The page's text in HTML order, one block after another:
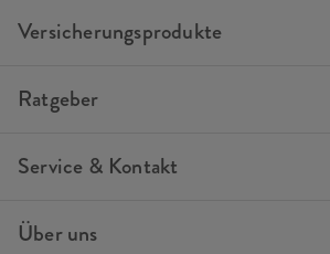
Versicherungsprodukte
Ratgeber
Service & Kontakt
Über uns